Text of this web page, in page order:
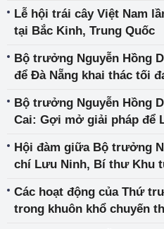
Lễ hội trái cây Việt Nam
tại Bắc Kinh, Trung Quốc
Bộ trưởng Nguyễn Hồng
để Đà Nẵng khai thác tối
Bộ trưởng Nguyễn Hồng
Cai: Gợi mở giải pháp để
Hội đàm giữa Bộ trưởng
chí Lưu Ninh, Bí thư Khu
Các hoạt động của Thứ
trong khuôn khổ chuyến